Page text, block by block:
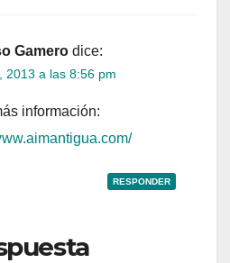
Gamero dice:
2013 a las 8:56 pm
información:
RESPONDER